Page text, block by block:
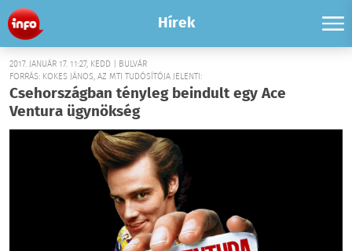
Hírek
2017. JANUÁR 17. 11:27, KEDD | BULVÁR
FORRÁS: KOKES JÁNOS, AZ MTI TUDÓSÍTÓJA JELENTI:
Csehországban tényleg beindult egy Ace
Ventura ügynökség